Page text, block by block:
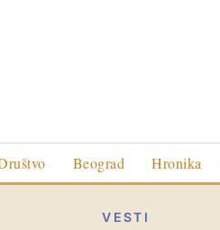
Beograd Hronika
VESTI